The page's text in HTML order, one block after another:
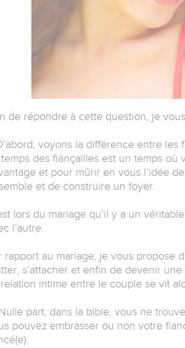
de répondre à cette question, je
voyons la différence entre les
des fiançailles est un temps
et pour mûrir en vous l’idée
et de construire un foyer.
lors du mariage qu’il y a un
l’autre.
rapport au mariage, je vous propose
s’attacher et enfin de devenir
intime entre le couple se vit
part, dans la bible, vous ne
pouvez embrasser ou non votre